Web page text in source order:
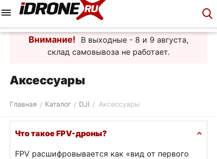
Внимание!
В выходные - 8 и 9 августа,
склад самовывоза не работает.
Аксессуары
Главная / Каталог / DJI / Аксессуары
Что такое FPV-дроны?
FPV расшифровывается как «вид от первого
Корзина